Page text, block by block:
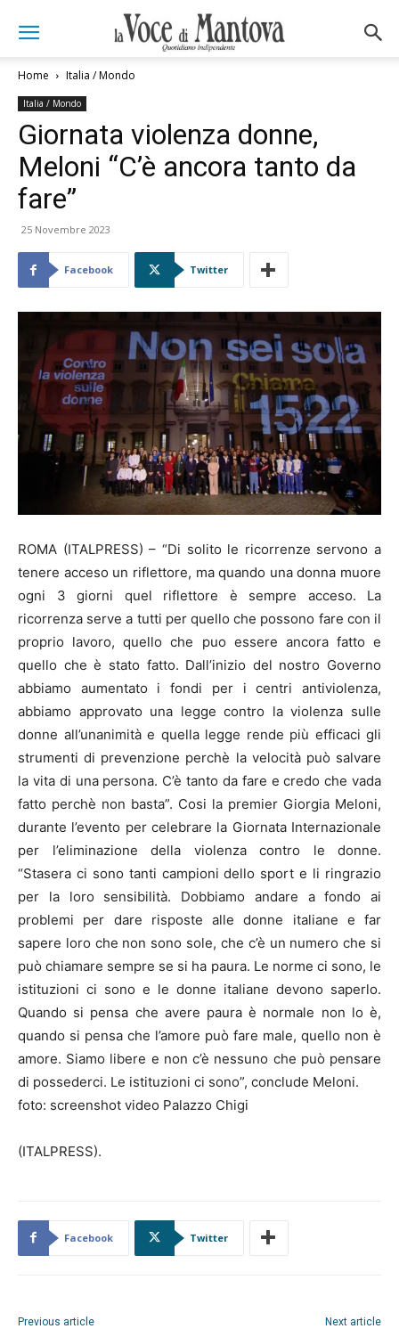
Home Italia / Mondo
Italia / Mondo
Giornata violenza donne,
Meloni “C’è ancora tanto da
fare”
25 Novembre 2023
Facebook Twitter
ROMA (ITALPRESS) – “Di solito le ricorrenze servono a
tenere acceso un riflettore, ma quando una donna muore
ogni 3 giorni quel riflettore è sempre acceso. La
ricorrenza serve a tutti per quello che possono fare con il
proprio lavoro, quello che puo essere ancora fatto e
quello che è stato fatto. Dall’inizio del nostro Governo
abbiamo aumentato i fondi per i centri antiviolenza,
abbiamo approvato una legge contro la violenza sulle
donne all’unanimità e quella legge rende più efficaci gli
strumenti di prevenzione perchè la velocità può salvare
la vita di una persona. C’è tanto da fare e credo che vada
fatto perchè non basta”. Cosi la premier Giorgia Meloni,
durante l’evento per celebrare la Giornata Internazionale
per l’eliminazione della violenza contro le donne.
“Stasera ci sono tanti campioni dello sport e li ringrazio
per la loro sensibilità. Dobbiamo andare a fondo ai
problemi per dare risposte alle donne italiane e far
sapere loro che non sono sole, che c’è un numero che si
può chiamare sempre se si ha paura. Le norme ci sono, le
istituzioni ci sono e le donne italiane devono saperlo.
Quando si pensa che avere paura è normale non lo è,
quando si pensa che l’amore può fare male, quello non è
amore. Siamo libere e non c’è nessuno che può pensare
di possederci. Le istituzioni ci sono”, conclude Meloni.
foto: screenshot video Palazzo Chigi
(ITALPRESS).
Facebook Twitter
Previous article Next article